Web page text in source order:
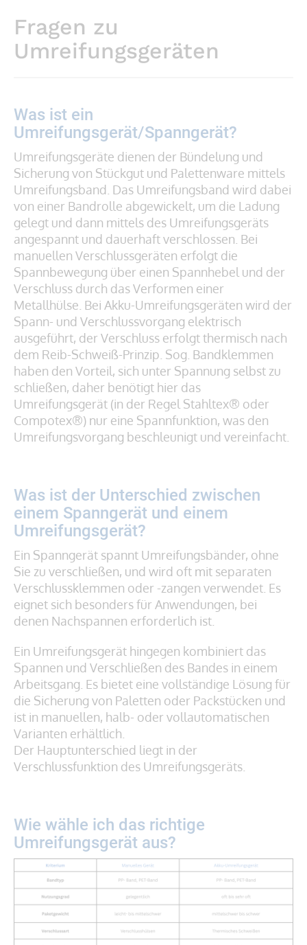
Fragen zu
Umreifungsgeräten
Was ist ein
Umreifungsgerät/Spanngerät?
Umreifungsgeräte dienen der Bündelung und
Sicherung von Stückgut und Palettenware mittels
Umreifungsband. Das Umreifungsband wird dabei
von einer Bandrolle abgewickelt, um die Ladung
gelegt und dann mittels des Umreifungsgeräts
angespannt und dauerhaft verschlossen. Bei
manuellen Verschlussgeräten erfolgt die
Spannbewegung über einen Spannhebel und der
Verschluss durch das Verformen einer
Metallhülse. Bei Akku-Umreifungsgeräten wird der
Spann- und Verschlussvorgang elektrisch
ausgeführt, der Verschluss erfolgt thermisch nach
dem Reib-Schweiß-Prinzip. Sog. Bandklemmen
haben den Vorteil, sich unter Spannung selbst zu
schließen, daher benötigt hier das
Umreifungsgerät (in der Regel Stahltex® oder
Compotex®) nur eine Spannfunktion, was den
Umreifungsvorgang beschleunigt und vereinfacht.
Was ist der Unterschied zwischen
einem Spanngerät und einem
Umreifungsgerät?
Ein Spanngerät spannt Umreifungsbänder, ohne
Sie zu verschließen, und wird oft mit separaten
Verschlussklemmen oder -zangen verwendet. Es
eignet sich besonders für Anwendungen, bei
denen Nachspannen erforderlich ist.
Ein Umreifungsgerät hingegen kombiniert das
Spannen und Verschließen des Bandes in einem
Arbeitsgang. Es bietet eine vollständige Lösung für
die Sicherung von Paletten oder Packstücken und
ist in manuellen, halb- oder vollautomatischen
Varianten erhältlich.
Der Hauptunterschied liegt in der
Verschlussfunktion des Umreifungsgeräts.
Wie wähle ich das richtige
Umreifungsgerät aus?